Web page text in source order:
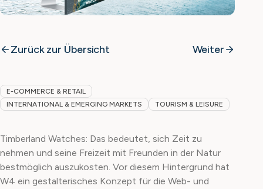
Zurück zur Übersicht Weiter
E-COMMERCE & RETAIL
INTERNATIONAL & EMERGING MARKETS
TOURISM & LEISURE
Timberland Watches: Das bedeutet, sich Zeit zu
nehmen und seine Freizeit mit Freunden in der Natur
bestmöglich auszukosten. Vor diesem Hintergrund hat
W4 ein gestalterisches Konzept für die Web- und